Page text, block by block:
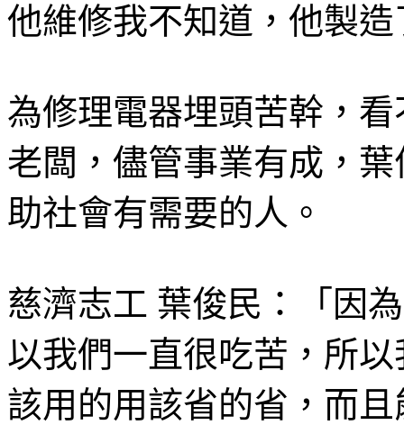
他維修我不知道，他製
為修理電器埋頭苦幹，
老闆，儘管事業有成，
助社會有需要的人。
慈濟志工 葉俊民：「因
以我們一直很吃苦，所
該用的用該省的省，而